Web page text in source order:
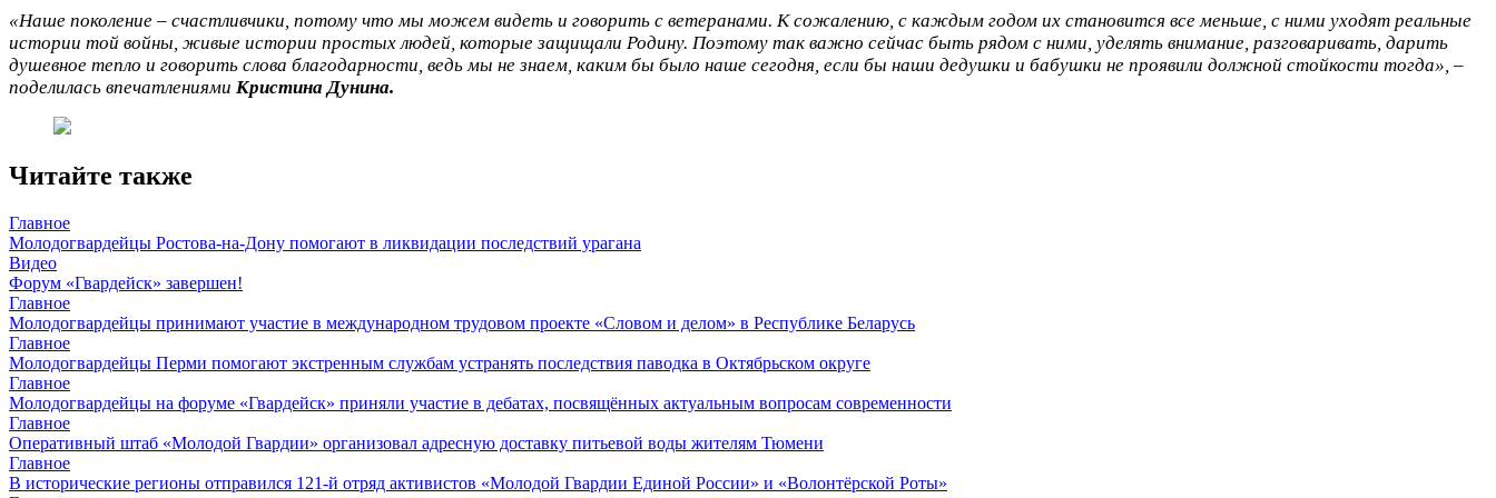
«Наше поколение – счастливчики, потому что мы можем видеть и говорить с ветеранами. К сожалению, с каждым годом их становится все меньше, с ними уходят реальные
истории той войны, живые истории простых людей, которые защищали Родину. Поэтому так важно сейчас быть рядом с ними, уделять внимание, разговаривать, дарить
душевное тепло и говорить слова благодарности, ведь мы не знаем, каким бы было наше сегодня, если бы наши дедушки и бабушки не проявили должной стойкости тогда», –
поделилась впечатлениями Кристина Дунина.
Читайте также
Главное
Молодогвардейцы Ростова-на-Дону помогают в ликвидации последствий урагана
Видео
Форум «Гвардейск» завершен!
Главное
Молодогвардейцы принимают участие в международном трудовом проекте «Словом и делом» в Республике Беларусь
Главное
Молодогвардейцы Перми помогают экстренным службам устранять последствия паводка в Октябрьском округе
Главное
Молодогвардейцы на форуме «Гвардейск» приняли участие в дебатах, посвящённых актуальным вопросам современности
Главное
Оперативный штаб «Молодой Гвардии» организовал адресную доставку питьевой воды жителям Тюмени
Главное
В исторические регионы отправился 121-й отряд активистов «Молодой Гвардии Единой России» и «Волонтёрской Роты»